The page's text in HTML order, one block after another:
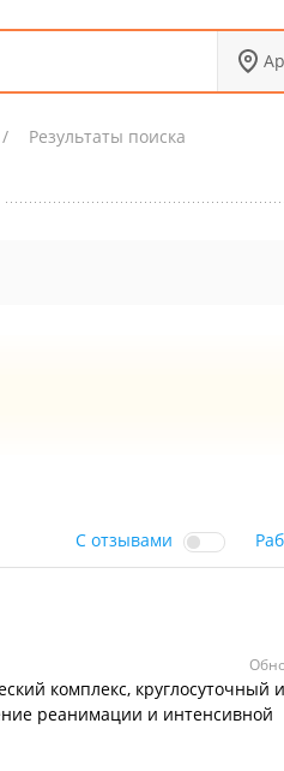
Результаты поиска
С отзывами
комплекс, круглосуточный и
реанимации и интенсивной